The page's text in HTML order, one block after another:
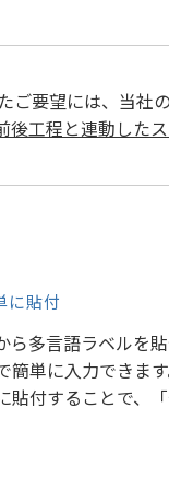
ご要望には、当社の
後工程と連動した
に貼付
多言語ラベルを
単に入力できます
付することで、